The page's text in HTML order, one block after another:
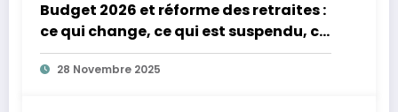
Budget 2026 et réforme des retraites :
ce qui change, ce qui est suspendu, ce
qui revient
28 Novembre 2025